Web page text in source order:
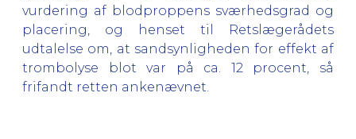
vurdering af blodproppens sværhedsgrad og
placering, og henset til Retslægerådets
udtalelse om, at sandsynligheden for effekt af
trombolyse blot var på ca. 12 procent, så
frifandt retten ankenævnet.